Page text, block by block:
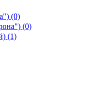
(0)
(0)
(1)